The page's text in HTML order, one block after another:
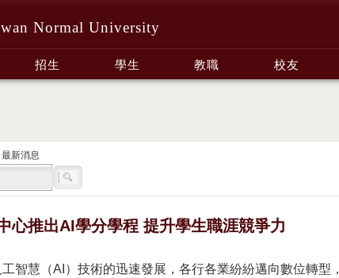
Normal University
招生 學生 教職 校友
最新消息
心推出AI學分學程 提升學生職涯競爭力
智慧（AI）技術的迅速發展，各行各業紛紛邁向數位轉型，